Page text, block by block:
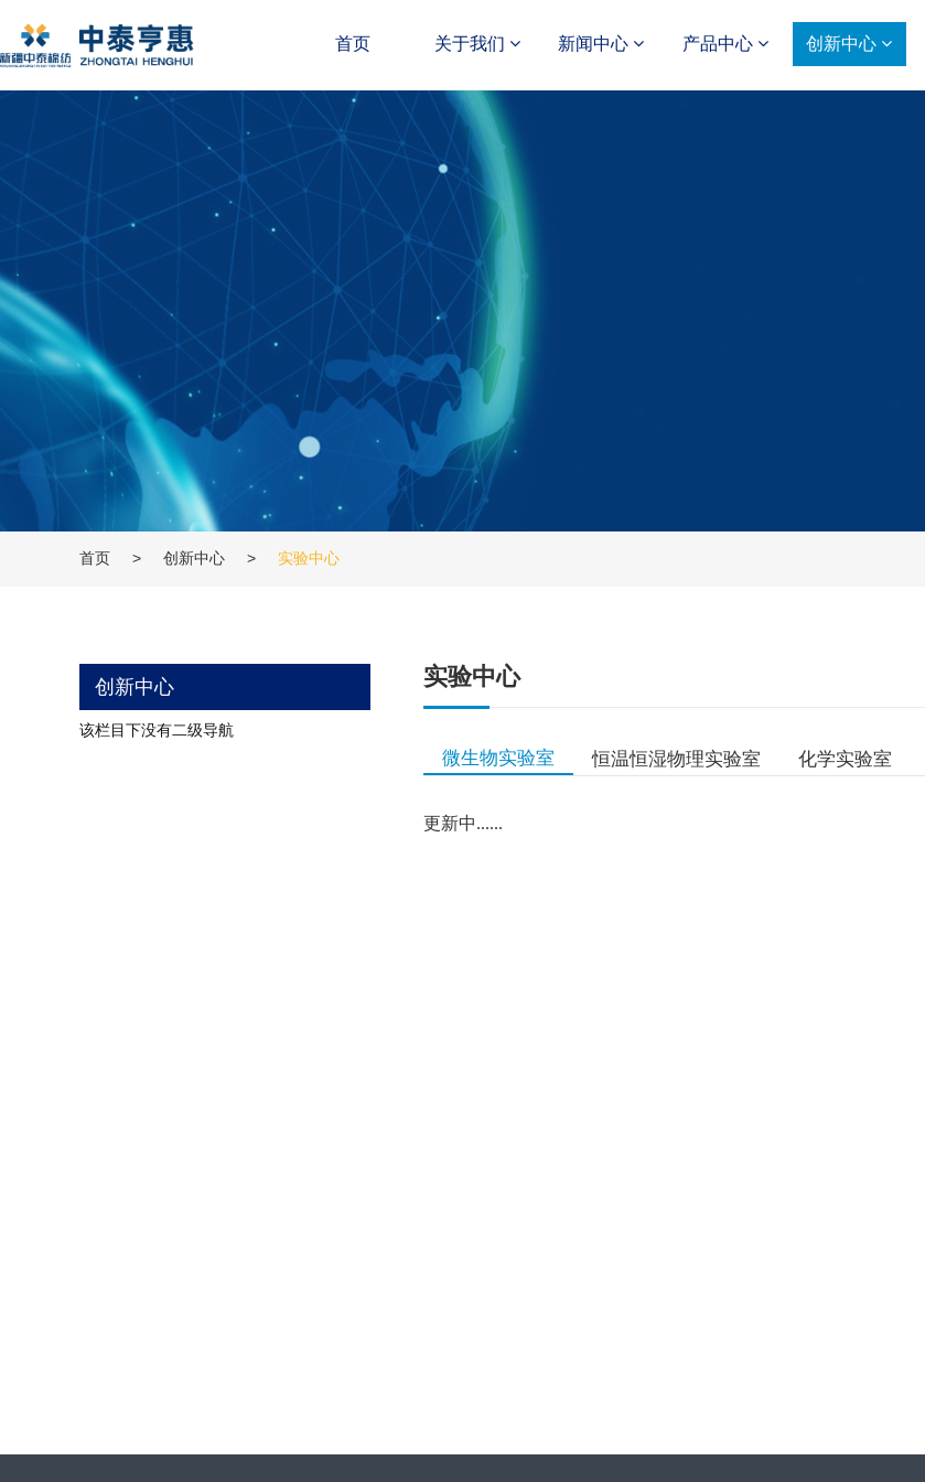
首页 关于我们 新闻中心 产品中心 创新中心
首页 > 创新中心 > 实验中心
创新中心
该栏目下没有二级导航
微生物实验室 恒温恒湿物理实验室 化学实验室
更新中......
实验中心